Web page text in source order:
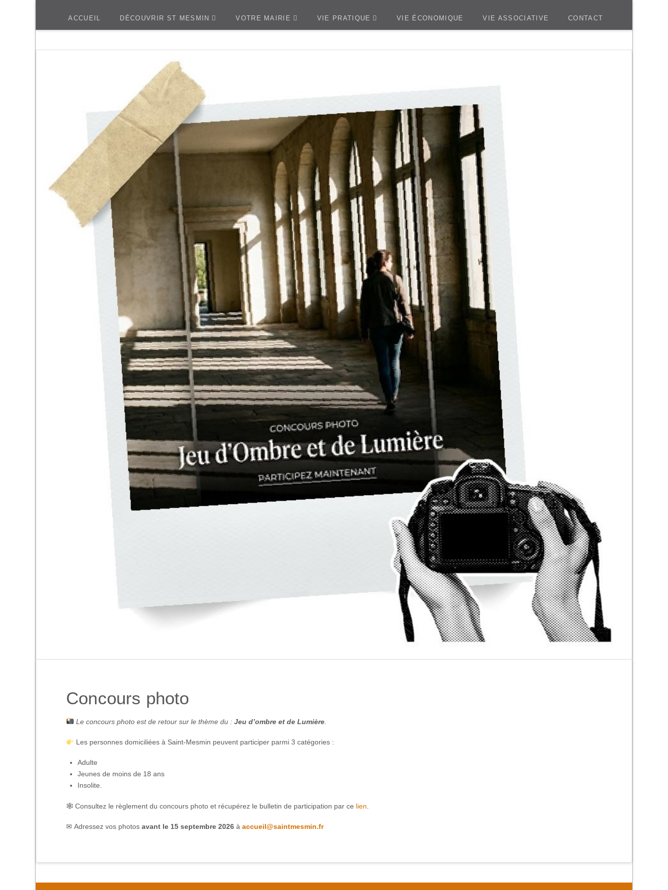
ACCUEIL DÉCOUVRIR ST MESMIN VOTRE MAIRIE VIE PRATIQUE VIE ÉCONOMIQUE VIE ASSOCIATIVE CONTACT
Concours photo
Le concours photo est de retour sur le thème du : Jeu d’ombre et de Lumière.
Les personnes domiciliées à Saint-Mesmin peuvent participer parmi 3 catégories :
Adulte
Jeunes de moins de 18 ans
Insolite.
🕸 Consultez le règlement du concours photo et récupérez le bulletin de participation par ce lien
✉ Adressez vos photos avant le 15 septembre 2026 à accueil@saintmesmin.fr